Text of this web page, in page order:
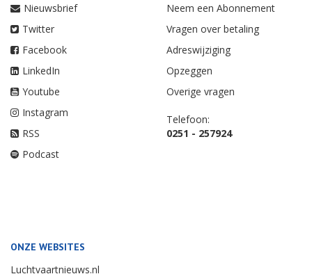
Nieuwsbrief
Twitter
Facebook
LinkedIn
Youtube
Instagram
RSS
Podcast
Neem een Abonnement
Vragen over betaling
Adreswijziging
Opzeggen
Overige vragen
Telefoon:
0251 - 257924
ONZE WEBSITES
Luchtvaartnieuws.nl